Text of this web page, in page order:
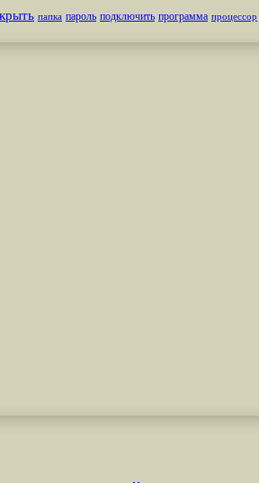
папка пароль подключить программа процессор